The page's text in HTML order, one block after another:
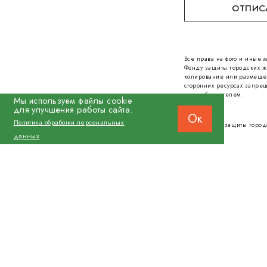
Все права на фото и иные
Фонду защиты городских
копирование или
сторонних ресурсах
правообладателем.
© 2026 Фонд защиты
Мы используем файлы cookie
для улучшения работы сайта.
Политика обработки персональных
данных
Ок